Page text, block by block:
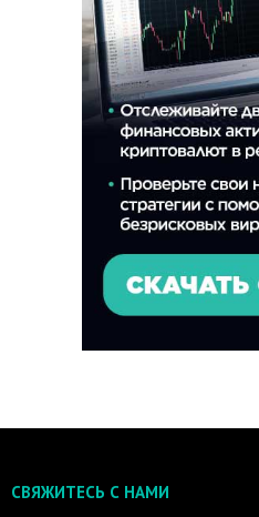
СВЯЖИТЕСЬ С НАМИ